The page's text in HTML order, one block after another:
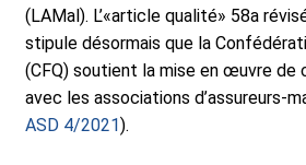
(LAMal). L’«article qualité» 58a
stipule désormais que la
(CFQ) soutient la mise en œuvre
avec les associations d’assureurs-
ASD 4/2021).